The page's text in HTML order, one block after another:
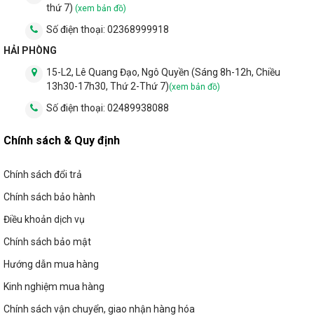
thứ 7) (xem bản đồ)
Số điện thoại: 02368999918
HẢI PHÒNG
15-L2, Lê Quang Đạo, Ngô Quyền (Sáng 8h-12h, Chiều
13h30-17h30, Thứ 2-Thứ 7)(xem bản đồ)
Số điện thoại: 02489938088
Chính sách & Quy định
Chính sách đổi trả
Chính sách bảo hành
Điều khoản dịch vụ
Chính sách bảo mật
Hướng dẫn mua hàng
Kinh nghiệm mua hàng
Chính sách vận chuyển, giao nhận hàng hóa